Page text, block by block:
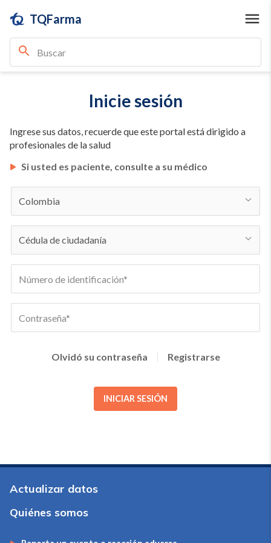
TQFarma
Inicie sesión
Ingrese sus datos, recuerde que este portal está dirigido a
profesionales de la salud
Si usted es paciente, consulte a su médico
Olvidó su contraseña Registrarse
INICIAR SESIÓN
Actualizar datos
Quiénes somos